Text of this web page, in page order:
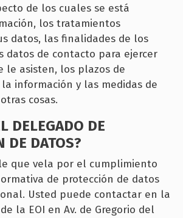
de los cuales se está
los tratamientos
datos, las finalidades de los
datos de contacto para ejercer
le asisten, los plazos de
información y las medidas de
cosas.
DELEGADO DE
DE DATOS?
que vela por el cumplimiento
de protección de datos
Usted puede contactar en la
la EOI en Av. de Gregorio del